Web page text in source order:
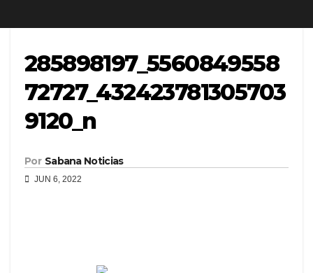
285898197_5560849558
72727_432423781305703
9120_n
Por Sabana Noticias
JUN 6, 2022